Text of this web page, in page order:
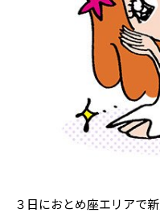
３日におとめ座エリアで